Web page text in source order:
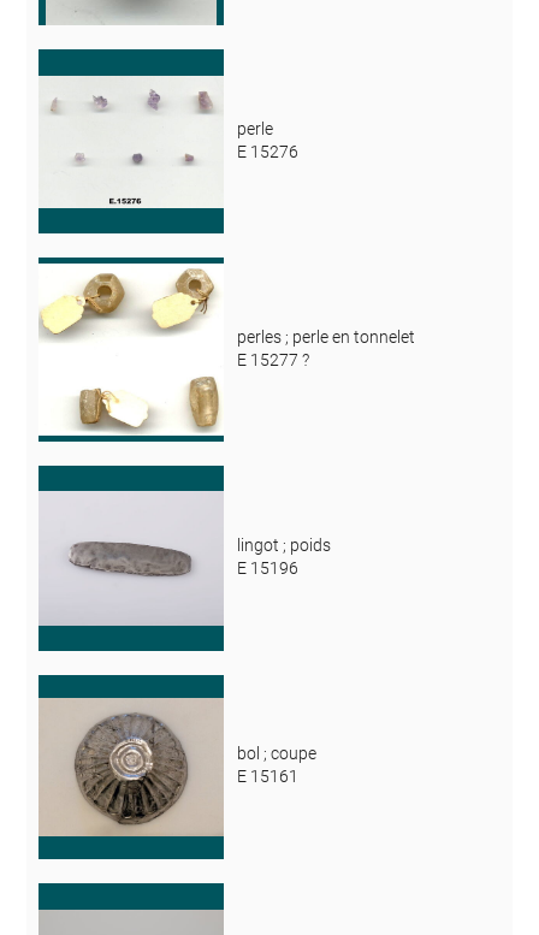
perle
E 15276
perles ; perle en tonnelet
E 15277 ?
lingot ; poids
E 15196
bol ; coupe
E 15161